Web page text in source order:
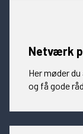
Netværk
Her møder
og få gode